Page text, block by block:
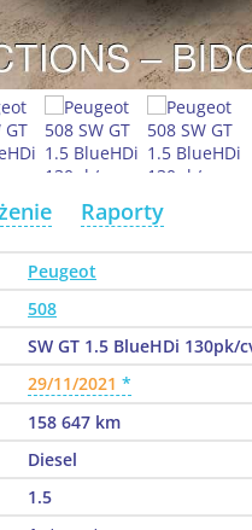
Raporty
Peugeot
508
SW GT 1.5 BlueHDi 130pk/
29/11/2021
158 647 km
Diesel
1.5